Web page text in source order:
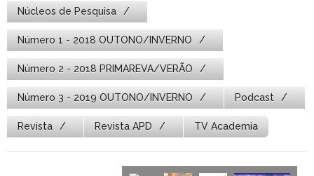
Núcleos de Pesquisa
Número 1 - 2018 OUTONO/INVERNO
Número 2 - 2018 PRIMAREVA/VERÃO
Número 3 - 2019 OUTONO/INVERNO Podcast
Revista Revista APD TV Academia